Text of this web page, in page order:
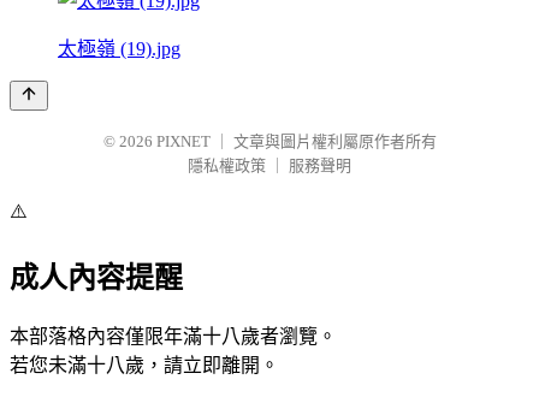
太極嶺 (19).jpg
© 2026 PIXNET
文章與圖片權利屬原作者所有
隱私權政策
服務聲明
⚠️
成人內容提醒
本部落格內容僅限年滿十八歲者瀏覽。
若您未滿十八歲，請立即離開。